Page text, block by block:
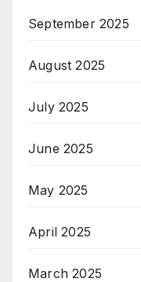
September 2025
August 2025
July 2025
June 2025
May 2025
April 2025
March 2025